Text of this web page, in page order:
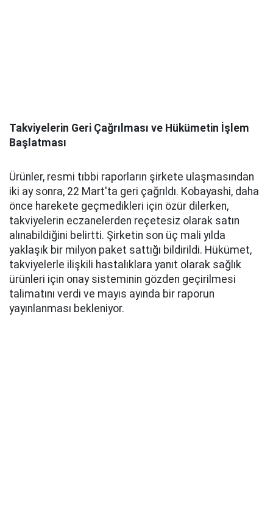
Takviyelerin Geri Çağrılması ve Hükümetin İşlem
Başlatması
Ürünler, resmi tıbbi raporların şirkete ulaşmasından
iki ay sonra, 22 Mart'ta geri çağrıldı. Kobayashi, daha
önce harekete geçmedikleri için özür dilerken,
takviyelerin eczanelerden reçetesiz olarak satın
alınabildiğini belirtti. Şirketin son üç mali yılda
yaklaşık bir milyon paket sattığı bildirildi. Hükümet,
takviyelerle ilişkili hastalıklara yanıt olarak sağlık
ürünleri için onay sisteminin gözden geçirilmesi
talimatını verdi ve mayıs ayında bir raporun
yayınlanması bekleniyor.